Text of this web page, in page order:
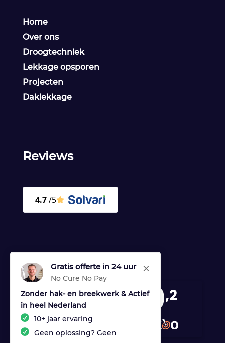
M
Gratis offerte in 24 uur
No Cure No Pay
Zonder hak- en breekwerk & Actief
in heel Nederland
10+ jaar ervaring
Geen oplossing? Geen
Home
Over ons
Droogtechniek
Lekkage opsporen
Projecten
Daklekkage
Reviews
9,2
provided by